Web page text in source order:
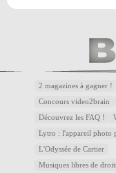
2 magazines à gagner !
Concours video2brain
Découvrez les FAQ !
Lytro : l'appareil photo
L'Odyssée de Cartier
Musiques libres de